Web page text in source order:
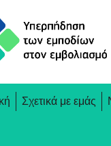
Σχετικά με εμάς